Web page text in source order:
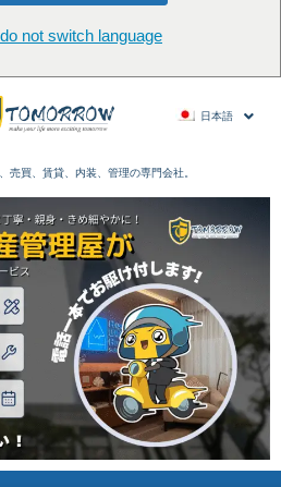
not switch language
日本語
売買、賃貸、内装、管理の専門会社。